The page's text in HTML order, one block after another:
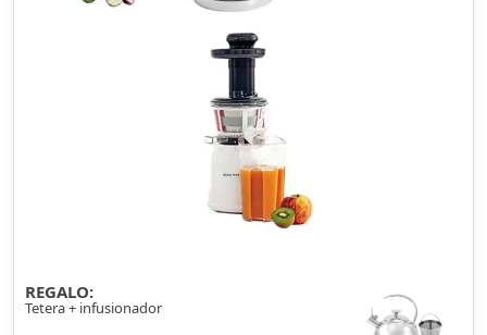
REGALO:
Tetera + infusionador